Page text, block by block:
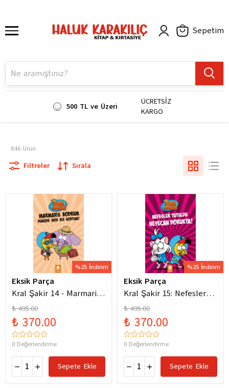
Sepetim
500 TL ve Üzeri
ÜCRETSİZ
KARGO
846 Ürün
Filtreler Sırala
%25 İndirim
Eksik Parça
Kral Şakir 14 - Marmaris
Bodrum Denizde Mor Bir
Hortum
₺ 495.00
₺ 370.00
0 Değerlendirme
Sepete Ekle
%25 İndirim
Eksik Parça
Kral Şakir 15: Nefesler
Tutuldu Heyecan Dorukta
₺ 495.00
₺ 370.00
0 Değerlendirme
Sepete Ekle